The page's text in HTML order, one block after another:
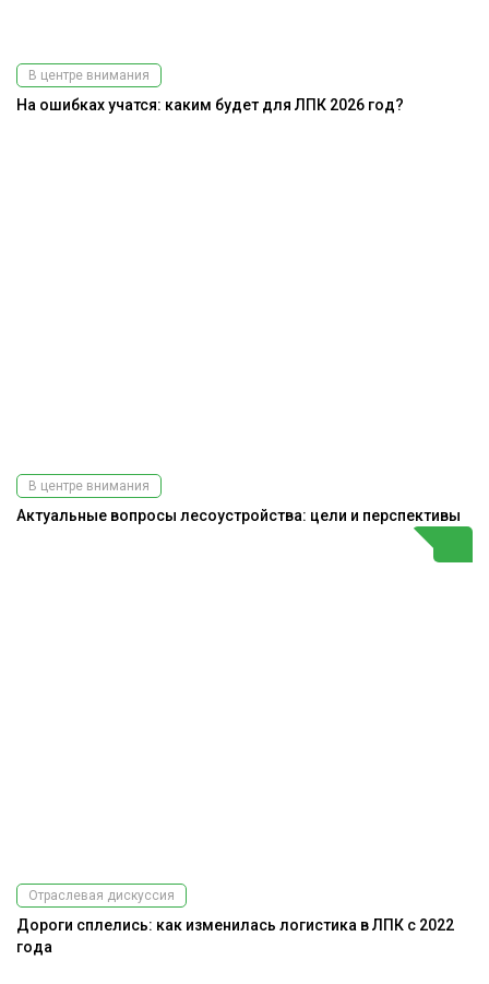
В центре внимания
На ошибках учатся: каким будет для ЛПК 2026 год?
В центре внимания
Актуальные вопросы лесоустройства: цели и перспективы
Отраслевая дискуссия
Дороги сплелись: как изменилась логистика в ЛПК с 2022
года